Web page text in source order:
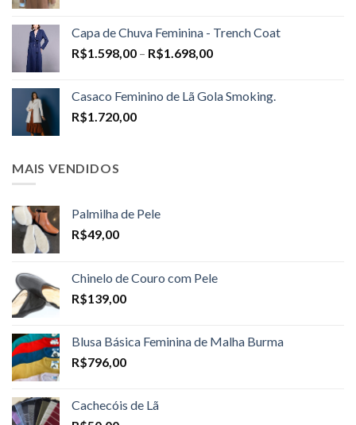
Capa de Chuva Feminina - Trench Coat
R$1.598,00 – R$1.698,00Price
through
Casaco Feminino de Lã Gola Smoking.
R$1.720,00
MAIS VENDIDOS
Palmilha de Pele
R$49,00
Chinelo de Couro com Pele
R$139,00
Blusa Básica Feminina de Malha Burma
R$796,00
Cachecóis de Lã